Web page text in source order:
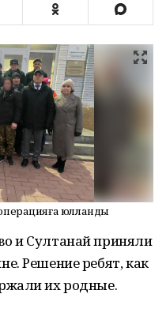
юлланды
и Султанай приняли
Решение ребят, как
их родные.